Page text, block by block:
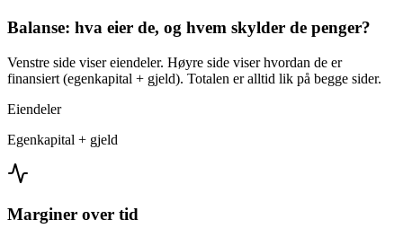
Balanse: hva eier de, og hvem skylder de penger?
Venstre side viser eiendeler. Høyre side viser hvordan de er
finansiert (egenkapital + gjeld). Totalen er alltid lik på begge sider.
Eiendeler
Egenkapital + gjeld
Marginer over tid